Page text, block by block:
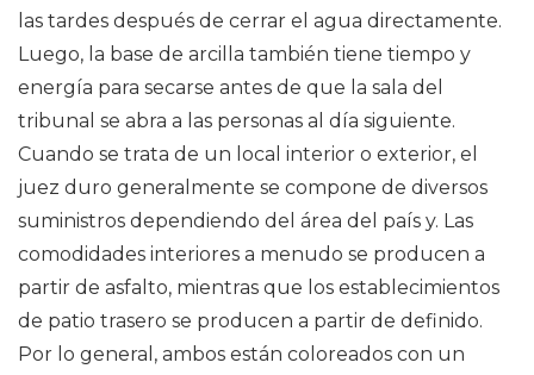
las tardes después de cerrar el agua directamente.
Luego, la base de arcilla también tiene tiempo y
energía para secarse antes de que la sala del
tribunal se abra a las personas al día siguiente.
Cuando se trata de un local interior o exterior, el
juez duro generalmente se compone de diversos
suministros dependiendo del área del país y. Las
comodidades interiores a menudo se producen a
partir de asfalto, mientras que los establecimientos
de patio trasero se producen a partir de definido.
Por lo general, ambos están coloreados con un